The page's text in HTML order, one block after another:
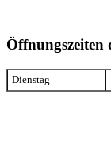
Öffnungszeiten
Dienstag